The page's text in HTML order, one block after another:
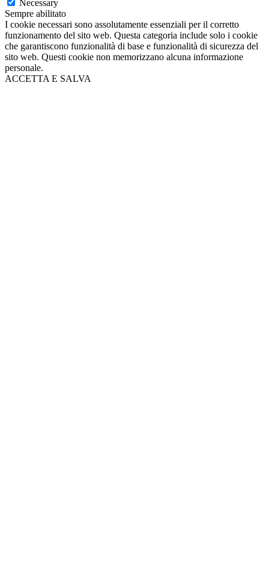
Necessary
Sempre abilitato
I cookie necessari sono assolutamente essenziali per il corretto
funzionamento del sito web. Questa categoria include solo i cookie
che garantiscono funzionalità di base e funzionalità di sicurezza del
sito web. Questi cookie non memorizzano alcuna informazione
personale.
ACCETTA E SALVA